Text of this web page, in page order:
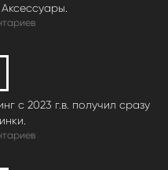
с 2023 г.в. получил сразу